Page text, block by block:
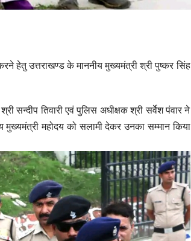
हेतु उत्तराखण्ड के माननीय मुख्यमंत्री श्री पुष्कर सिंह
सन्दीप तिवारी एवं पुलिस अधीक्षक श्री सर्वेश पंवार ने
महोदय को सलामी देकर उनका सम्मान किया